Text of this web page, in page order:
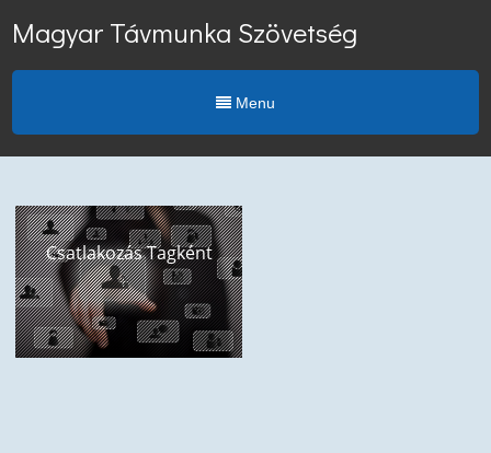
Magyar Távmunka Szövetség
Menu
Csatlakozás Tagként